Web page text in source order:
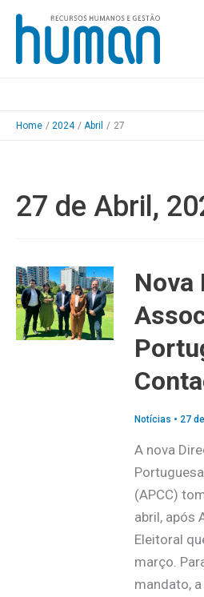
Skip
content
Home 2024 Abril 27
27 de Abril,
Nova
Notícias • 27
A nova
(APCC)
abril, após
Eleitoral
março.
mandato,